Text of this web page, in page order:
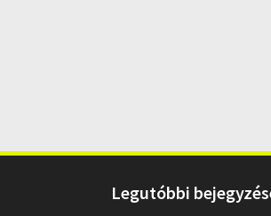
Legutóbbi